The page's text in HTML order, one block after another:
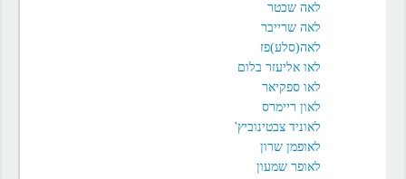
לאה שכטר
לאה שרייבר
לאה(סלע)פז
לאו אליעזר בלום
לאו ספקיאר
לאון ריימרס
לאוניד צבטינוביץ'
לאופמן שרון
לאופר שמעון